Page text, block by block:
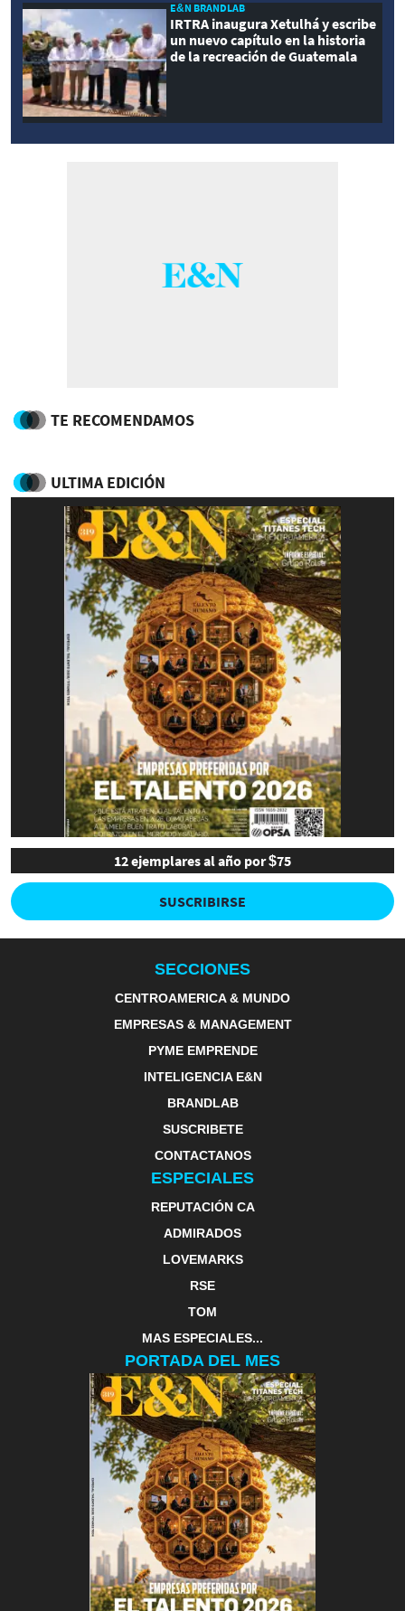
E&N BRANDLAB
IRTRA inaugura Xetulhá y escribe
un nuevo capítulo en la historia
de la recreación de Guatemala
TE RECOMENDAMOS
ULTIMA EDICIÓN
12 ejemplares al año por $75
SUSCRIBIRSE
SECCIONES
CENTROAMERICA & MUNDO
EMPRESAS & MANAGEMENT
PYME EMPRENDE
INTELIGENCIA E&N
BRANDLAB
SUSCRIBETE
CONTACTANOS
ESPECIALES
REPUTACIÓN CA
ADMIRADOS
LOVEMARKS
RSE
TOM
MAS ESPECIALES...
PORTADA DEL MES